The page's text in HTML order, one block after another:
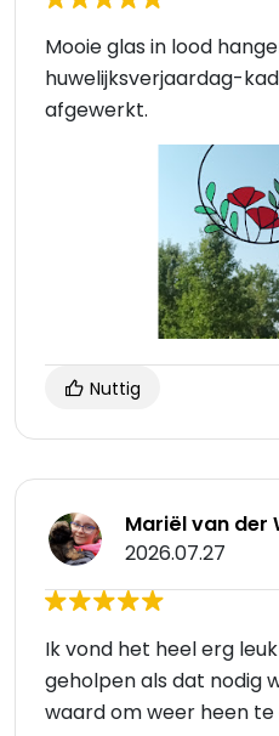
Mooie glas in lood
huwelijksverjaardag-
afgewerkt.
Nuttig
Mariël van der
2026.07.27
Ik vond het heel erg
geholpen als dat nodig
waard om weer heen te